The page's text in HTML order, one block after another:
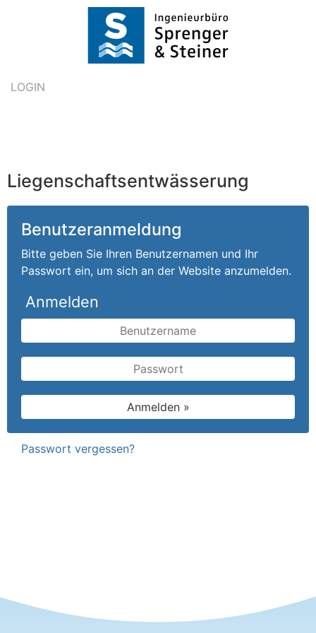
LOGIN
Liegenschaftsentwässerung
Benutzeranmeldung
Bitte geben Sie Ihren Benutzernamen und Ihr
Passwort ein, um sich an der Website anzumelden.
Anmelden
Passwort vergessen?